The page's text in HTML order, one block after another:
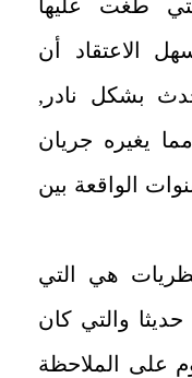
طغت عليها
الاعتقاد أن
بشكل نادر,
يغيره جريان
الواقعة بين
هي التي
والتي كان
على الملاحظة